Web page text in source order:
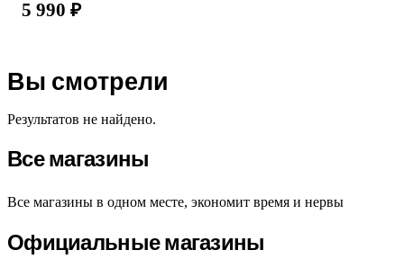
5 990 ₽
Вы смотрели
Результатов не найдено.
Все магазины
Все магазины в одном месте, экономит время и нервы
Официальные магазины